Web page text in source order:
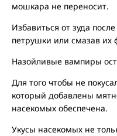
мошкара не переносит.
Избавиться от зуда
петрушки или смазав их
Назойливые вампиры
Для того чтобы не
который добавлены
насекомых обеспечена.
Укусы насекомых не